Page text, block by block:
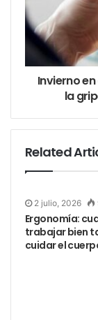
le exigió
exige a
Instituto
Claro
Mientras el
político
se presentó
Públicas
En paralelo,
Invierno
la
Related
2 julio, 2026
Ergonomía:
trabajar bien
cuidar el